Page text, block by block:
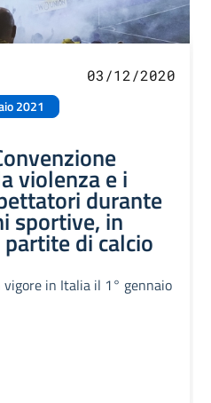
2021
03/12/2020
violenza e i
durante
sportive, in
di calcio
in Italia il 1° gennaio